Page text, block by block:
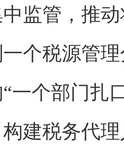
监管，推
个税源管
一个部门扎
税务代理